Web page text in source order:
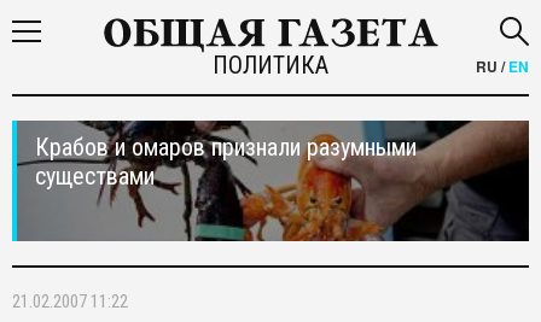
ПОЛИТИКА RU /EN
Крабов и омаров признали разумными
существами
21.02.2007 11:22